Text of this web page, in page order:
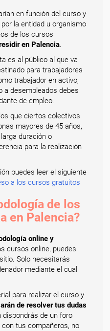
en función del curso y
la entidad u organismo
de los cursos
en Palencia.
es al público al que va
para trabajadores
trabajador en activo,
a desempleados debes
de empleo.
que ciertos colectivos
mayores de 45 años,
duración o
para la realización
puedes leer el siguiente
a los cursos gratuitos
de los
en Palencia?
online y
cursos online, puedes
Solo necesitarás
mediante el cual
para realizar el curso y
de resolver tus dudas
dispondrás de un foro
tus compañeros, no